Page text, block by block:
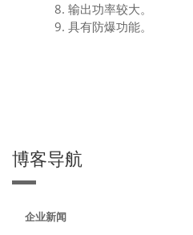
输出功率较大。
具有防爆功能。
博客导航
企业新闻